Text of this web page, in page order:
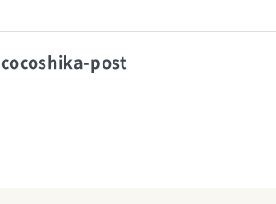
cocoshika-post